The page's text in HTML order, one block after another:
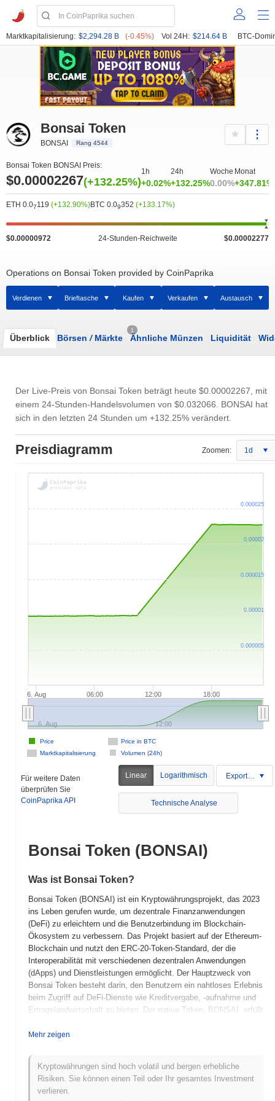
Marktkapitalisierung: $2,294.28 B (-0.45%) Vol 24H: $214.64 B BTC-
Bonsai Token
BONSAI Rang 4544
Bonsai Token BONSAI Preis:
$0.00002267(+132.25%)
1h
+0.02%
24h
+132.25%
Woche
0.00%
Monat
+347.81%
ETH 0.07119 (+132.90%)BTC 0.09352 (+133.17%)
$0.00000972 24-Stunden-Reichweite $0.00002277
Operations on Bonsai Token provided by CoinPaprika
Verdienen Brieftasche Kaufen Verkaufen Austausch
Überblick Börsen /Märkte
1
Ähnliche Münzen Liquidität
Der Live-Preis von Bonsai Token beträgt heute $0.00002267 , mit
einem 24-Stunden-Handelsvolumen von $0.032066 . BONSAI hat
sich in den letzten 24 Stunden um +132.25% verändert.
Preisdiagramm Zoomen: 1d
6. Aug 06:00 12:00 18:00
Price in BTC
Marktkapitalisierung
Volumen (24h)
Price
6. Aug 12:00
0.000005
0.00001
0.000015
0.00002
0.000025
Für weitere Daten
überprüfen Sie
CoinPaprika API
Linear Logarithmisch Exportieren
Technische Analyse
Bonsai Token (BONSAI)
Was ist Bonsai Token?
Bonsai Token (BONSAI) ist ein Kryptowährungsprojekt, das 2023
ins Leben gerufen wurde, um dezentrale Finanzanwendungen
(DeFi) zu erleichtern und die Benutzerbindung im Blockchain-
Ökosystem zu verbessern. Das Projekt basiert auf der Ethereum-
Blockchain und nutzt den ERC-20-Token-Standard, der die
Interoperabilität mit verschiedenen dezentralen Anwendungen
(dApps) und Dienstleistungen ermöglicht. Der Hauptzweck von
Bonsai Token besteht darin, den Benutzern ein nahtloses Erlebnis
beim Zugriff auf DeFi-Dienste wie Kreditvergabe, -aufnahme und
Ertragslandwirtschaft zu bieten. Der native Token, BONSAI, erfüllt
Governance, bei der Inhaber an Entscheidungsprozessen
Transaktionsgebühren und zum Zugriff auf Premium-Funktionen
innerhalb der Plattform verwendet werden kann. Bonsai Token
hebt sich durch seinen Fokus auf benutzerfreundliche
Schnittstellen und Bildungsressourcen hervor, die darauf abzielen,
Mehr zeigen
Kryptowährungen sind hoch volatil und bergen erhebliche
Risiken. Sie können einen Teil oder Ihr gesamtes Investment
verlieren.